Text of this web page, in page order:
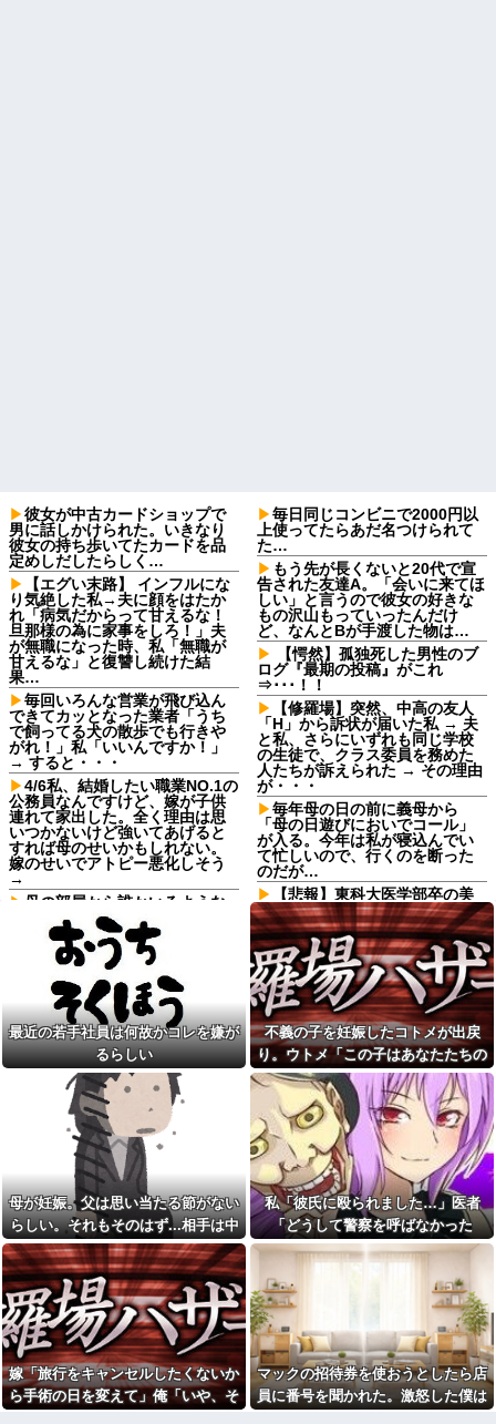
彼女が中古カードショップで
男に話しかけられた。いきなり
彼女の持ち歩いてたカードを品
定めしだしたらしく…
【エグい末路】 インフルにな
り気絶した私→夫に顔をはたか
れ「病気だからって甘えるな！
旦那様の為に家事をしろ！」夫
が無職になった時、私「無職が
甘えるな」と復讐し続けた結
果…
毎回いろんな営業が飛び込ん
できてカッとなった業者「うち
で飼ってる犬の散歩でも行きや
がれ！」私「いいんですか！」
→ すると・・・
4/6私、結婚したい職業NO.1の
公務員なんですけど、嫁が子供
連れて家出した。全く理由は思
いつかないけど強いてあげると
すれば母のせいかもしれない。
嫁のせいでアトピー悪化しそう
→
母の部屋から誰かいるような
音がする
夫「嫁がメシマズで困ってる
んだよ。毎日つれーわｗ」義両
親「なに！食べに行く！」夫
「いや、そんな事しなくていい
からｗ」→ある日、私の作った
ご...
美容院ってオッサンがいきな
り行っても大丈夫なん？
みい山作者、みいちゃんでチ
ー牛なのではという疑惑が生ま
れるｗｗｗｗｗｗｗ
【画像】俺たちの姫本田望
結、久しぶりに画像を投稿した
結果→やっぱりワイらの姫だっ
たw w w w w w w w w w
【仰天】X、メンエス嬢とラウ
ンジ嬢が熾烈な女の争いを繰り
広げ対戦型になってしまうw w
w w w w w w
【動画】御当地アイドルだっ
た頃の今田美桜、ガチのマジで
可愛くてワイらをびびらせまく
ってしまうw w w w w w w w
もう先が長くないと20代で宣
告された友達A。「会いに来てほ
しい」と言うので彼女の好きな
もの沢山もっていったんだけ
ど、なんとBが手渡した物は…
毎日同じコンビニで2000円以
上使ってたらあだ名つけられて
た…
もう先が長くないと20代で宣
告された友達A。「会いに来てほ
しい」と言うので彼女の好きな
もの沢山もっていったんだけ
ど、なんとBが手渡した物は…
【愕然】孤独死した男性のブ
ログ『最期の投稿』がこれ
⇒･･･！！
【修羅場】突然、中高の友人
「H」から訴状が届いた私 → 夫
と私、さらにいずれも同じ学校
の生徒で、クラス委員を務めた
人たちが訴えられた → その理由
が・・・
毎年母の日の前に義母から
「母の日遊びにおいでコール」
が入る。今年は私が寝込んでい
て忙しいので、行くのを断った
のだが…
【悲報】東科大医学部卒の美
人YouTuber、直美で炎上ｗｗｗ
ｗｗ他
【J2第1節 藤枝×仙台】藤枝が
J2・J3百年構想リーグ王者の仙
台を撃破！槙野監督は恩師・森
山監督を相手に白星
14年前に捨てられた元カノの
「托卵」が発覚し間男扱いされ
た。妻の疑いの視線の中、昔捨
てずに残していた『〇〇』を持
ち出した結果←修理屋のオッサ
ンの技術力とノリが神すぎる
【呆然】5年不倫がバレた旦那
が泣きながら告白、その理由が
こちらｗｗｗｗ
【画像】温泉の中でこれやる
奴ｗｗｗｗｗｗｗｗｗ
軽く熱中症の手前かな？と思
ったらすること
出された物を食べずに文句ば
っかりの子供にうんざり。もう
毎日冷凍チャーハンとコーンフ
レークでいいかな？
【闇】『強度行動障害』の女
の子、自分をグーパンしまくる
【悲報】X「アスペの検査した
結果wwwwwwwww」
祖母が農具をしまっている倉
庫の鍵を、私が無くしたと思っ
最近の若手社員は何故かコレを嫌が
るらしい
不義の子を妊娠したコトメが出戻
り。ウトメ「この子はあなたたちの
子として育てて」旦那「ありがと
う」私「勝手に決めないで！」→修
羅場になり…
母が妊娠。父は思い当たる節がない
らしい。それもそのはず...相手は中
1の...
私「彼氏に殴られました…」医者
「どうして警察を呼ばなかった
の？」→医師の厳しい一言で考え方
が変わり…
嫁「旅行をキャンセルしたくないか
ら手術の日を変えて」俺「いや、そ
マックの招待券を使おうとしたら店
員に番号を聞かれた。激怒した僕は